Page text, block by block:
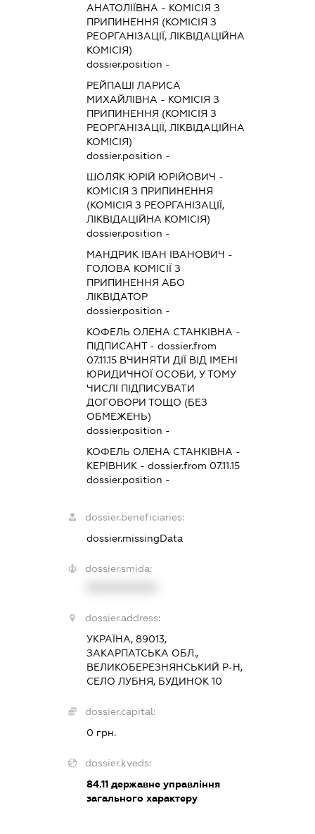
АНАТОЛІЇВНА - КОМІСІЯ З
ПРИПИНЕННЯ (КОМІСІЯ З
РЕОРГАНІЗАЦІЇ, ЛІКВІДАЦІЙНА
КОМІСІЯ)
dossier.position -
РЕЙПАШІ ЛАРИСА
МИХАЙЛІВНА - КОМІСІЯ З
ПРИПИНЕННЯ (КОМІСІЯ З
РЕОРГАНІЗАЦІЇ, ЛІКВІДАЦІЙНА
КОМІСІЯ)
dossier.position -
ШОЛЯК ЮРІЙ ЮРІЙОВИЧ -
КОМІСІЯ З ПРИПИНЕННЯ
(КОМІСІЯ З РЕОРГАНІЗАЦІЇ,
ЛІКВІДАЦІЙНА КОМІСІЯ)
dossier.position -
МАНДРИК ІВАН ІВАНОВИЧ -
ГОЛОВА КОМІСІЇ З
ПРИПИНЕННЯ АБО
ЛІКВІДАТОР
dossier.position -
КОФЕЛЬ ОЛЕНА СТАНКІВНА -
ПІДПИСАНТ- dossier.from
07.11.15ВЧИНЯТИ ДІЇ ВІД ІМЕНІ
ЮРИДИЧНОЇ ОСОБИ, У ТОМУ
ЧИСЛІ ПІДПИСУВАТИ
ДОГОВОРИ ТОЩО (БЕЗ
ОБМЕЖЕНЬ)
dossier.position -
КОФЕЛЬ ОЛЕНА СТАНКІВНА -
КЕРІВНИК - dossier.from 07.11.15
dossier.position -
dossier.beneficiaries:
dossier.missingData
dossier.smida:
dossier.address:
УКРАЇНА, 89013,
ЗАКАРПАТСЬКА ОБЛ.,
ВЕЛИКОБЕРЕЗНЯНСЬКИЙ Р-Н,
СЕЛО ЛУБНЯ, БУДИНОК 10
dossier.capital:
0 грн.
dossier.kveds:
84.11державне управління
загального характеру